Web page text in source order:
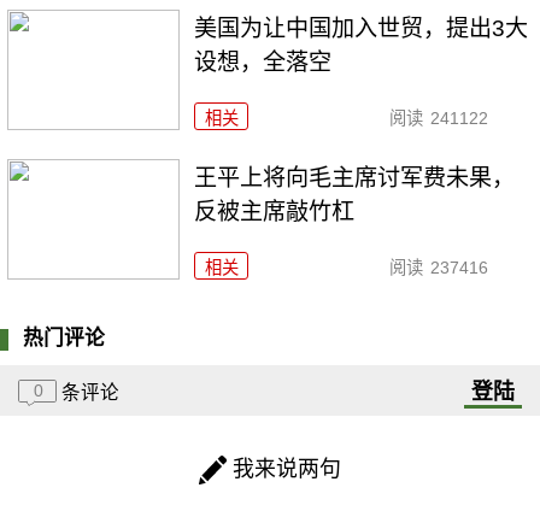
美国为让中国加入世贸，提出3大
设想，全落空
相关 阅读 241122
王平上将向毛主席讨军费未果，
反被主席敲竹杠
相关 阅读 237416
热门评论
0 条评论 登陆
我来说两句